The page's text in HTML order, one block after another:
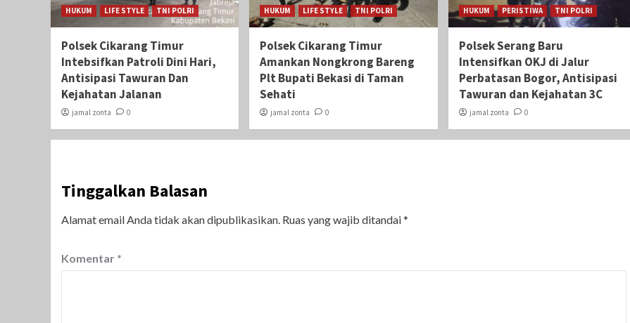
HUKUM LIFE STYLE TNI POLRI
Polsek Cikarang Timur
Intebsifkan Patroli Dini Hari,
Antisipasi Tawuran Dan
Kejahatan Jalanan
jamal zonta 0
HUKUM LIFE STYLE TNI POLRI
Polsek Cikarang Timur
Amankan Nongkrong Bareng
Plt Bupati Bekasi di Taman
Sehati‎
jamal zonta 0
HUKUM PERISTIWA TNI POLRI
Polsek Serang Baru
Intensifkan OKJ di Jalur
Perbatasan Bogor, Antisipasi
Tawuran dan Kejahatan 3C
jamal zonta 0
Tinggalkan Balasan
Alamat email Anda tidak akan dipublikasikan. Ruas yang wajib ditandai*
Komentar *